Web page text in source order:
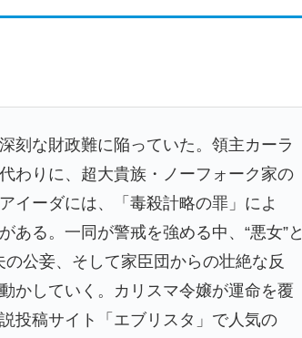
刻な財政難に陥っていた。領主カーラ
わりに、超大貴族・ノーフォーク家の
イーダには、「毒殺計略の罪」によ
ある。一同が警戒を強める中、“悪女”と
公妾、そして家臣団からの壮絶な反
かしていく。カリスマ令嬢が運命を覆
投稿サイト「エブリスタ」で人気の